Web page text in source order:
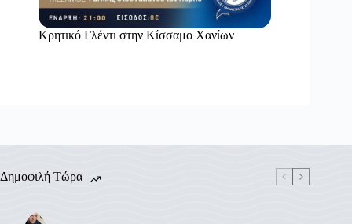
Κρητικό Γλέντι στην Κίσσαμο Χανίων
Δημοφιλή Τώρα